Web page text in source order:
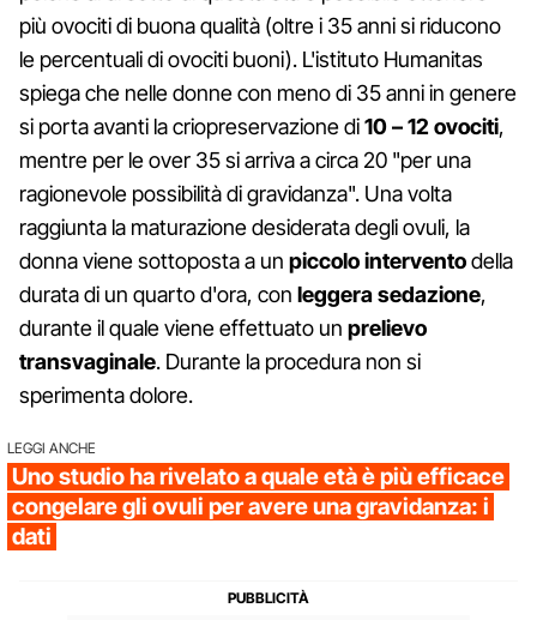
più ovociti di buona qualità (oltre i 35 anni si riducono
le percentuali di ovociti buoni). L'istituto Humanitas
spiega che nelle donne con meno di 35 anni in genere
si porta avanti la criopreservazione di10 – 12 ovociti,
mentre per le over 35 si arriva a circa 20 "per una
ragionevole possibilità di gravidanza". Una volta
raggiunta la maturazione desiderata degli ovuli, la
donna viene sottoposta a un piccolo interventodella
durata di un quarto d'ora, con leggera sedazione,
durante il quale viene effettuato un prelievo
transvaginale. Durante la procedura non si
sperimenta dolore.
LEGGI ANCHE
Uno studio ha rivelato a quale età è più efficace
congelare gli ovuli per avere una gravidanza: i
dati